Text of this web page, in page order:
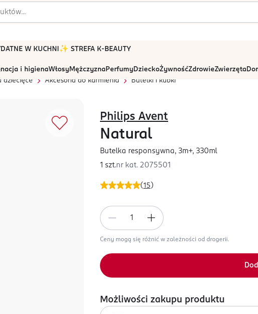
W KUCHNI ✨ STREFA K-BEAUTY
i higienaWłosyMężczyznaPerfumyDzieckoŻywnośćZdrowieZwierzęta
dziecięce Akcesoria do karmienia Butelki i kubki
(15 )
Philips Avent
Natural
Butelka responsywna, 3m+, 330ml
1 szt.nr kat. 2075501
Ceny mogą się różnić w zależności od drogerii.
Możliwości zakupu produktu